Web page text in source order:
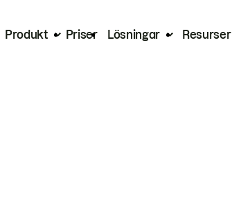
Produkt Priser Lösningar Resurser